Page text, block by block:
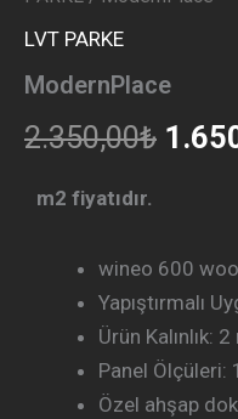
LVT PARKE
ModernPlace
2.350,00₺
m2 fiyatıdır.
wineo 600
Yapıştırmalı
Ürün Kalınlık:
Panel Ölçüleri:
Özel ahşap